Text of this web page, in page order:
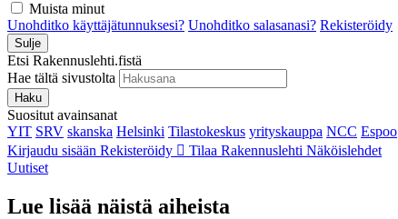
Muista minut
Unohditko käyttäjätunnuksesi? Unohditko salasanasi? Rekisteröidy
Sulje
Etsi Rakennuslehti.fistä
Hae tältä sivustolta
Haku
Suositut avainsanat
YIT SRV skanska Helsinki Tilastokeskus yrityskauppa NCC Espoo
Kirjaudu sisään Rekisteröidy Tilaa Rakennuslehti Näköislehdet
Uutiset
Lue lisää näistä aiheista